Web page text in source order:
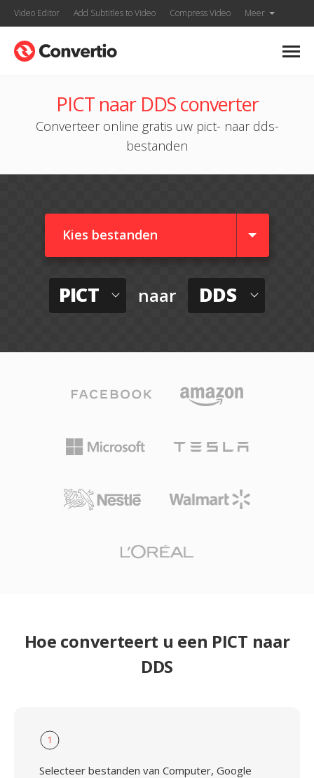
Video Editor Add Subtitles to Video Compress Video Meer
PICT naar DDS converter
Converteer online gratis uw pict- naar dds-
bestanden
Kies bestanden
PICT naar DDS
Hoe converteert u een PICT naar
DDS
1
Selecteer bestanden van Computer, Google